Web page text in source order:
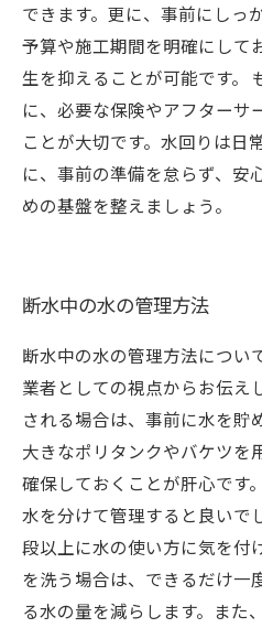
できます。更に、事前にしっ
予算や施工期間を明確にして
生を抑えることが可能です。
に、必要な保険やアフターサ
ことが大切です。水回りは日
に、事前の準備を怠らず、安
めの基盤を整えましょう。
断水中の水の管理方法
断水中の水の管理方法につい
業者としての視点からお伝え
される場合は、事前に水を貯
大きなポリタンクやバケツを
確保しておくことが肝心です
水を分けて管理すると良いで
段以上に水の使い方に気を付
を洗う場合は、できるだけ一
る水の量を減らします。また